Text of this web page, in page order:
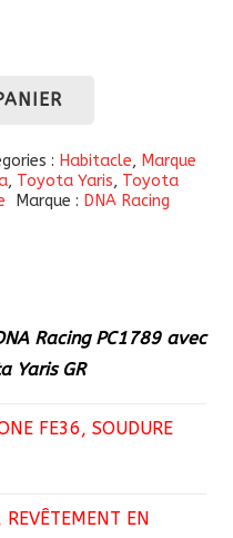
: Habitacle, Marque
, Toyota Yaris, Toyota
Marque : DNA Racing
Racing PC1789 avec
Yaris GR
FE36, SOUDURE
EN